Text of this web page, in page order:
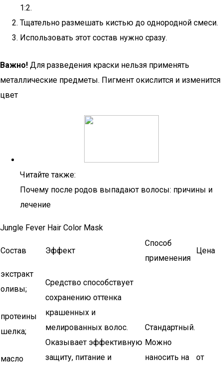
1:2.
Тщательно размешать кистью до однородной смеси.
Использовать этот состав нужно сразу.
Важно! Для разведения краски нельзя применять
металлические предметы. Пигмент окислится и изменится
цвет
Читайте также:
Почему после родов выпадают волосы: причины и
лечение
Jungle Fever Hair Color Mask
Состав Эффект
Способ
применения
Цена
экстракт
оливы;
протеины
шелка;
масло
Средство способствует
сохранению оттенка
крашенных и
мелированных волос.
Оказывает эффективную
защиту, питание и
Стандартный.
Можно
наносить на
от